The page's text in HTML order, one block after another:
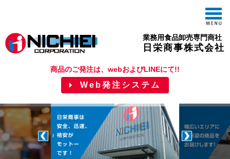
業務用食品卸売専門商社
日栄商事株式会社
商品のご発注は、webおよびLINEにて!!
Web発注システム